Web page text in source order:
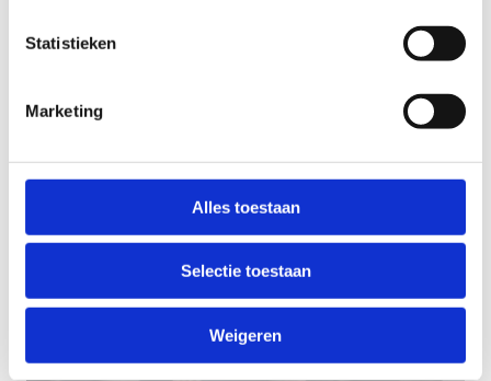
Statistieken
Marketing
Alles toestaan
Selectie toestaan
Weigeren
Oriëntatieloop